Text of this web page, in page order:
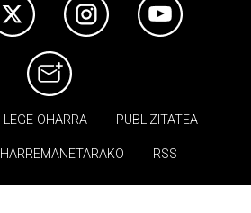
LEGE OHARRA PUBLIZITATEA
HARREMANETARAKO RSS